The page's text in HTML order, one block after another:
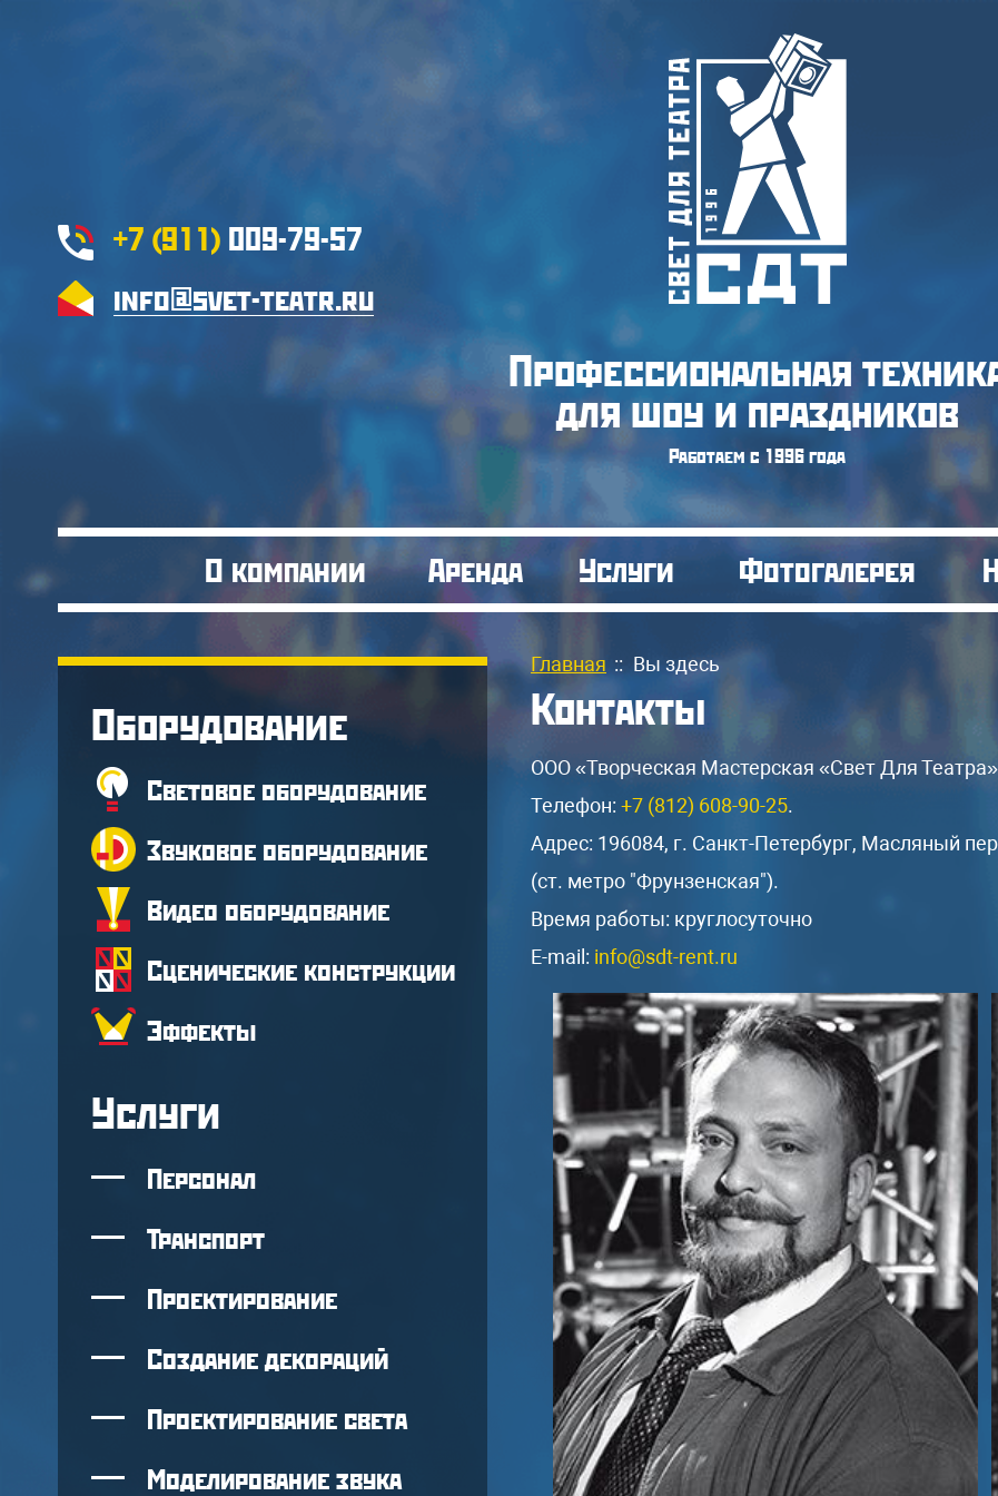
Профессиональная
для шоу и праздников
Работаем с 1996 года
+7 (911) 009-79-57
info@svet-teatr.ru
О компании Аренда Услуги Фотогалерея
Оборудование
Световое оборудование
Звуковое оборудование
Видео оборудование
Сценические конструкции
Эффекты
Услуги
Персонал
Транспорт
Проектирование
Создание декораций
Проектирование света
Моделирование звука
Главная :: Вы здесь
Контакты
ООО «Творческая Мастерская «Свет Для Театра»
Телефон: +7 (812) 608-90-25.
Адрес: 196084, г. Санкт-Петербург, Масляный
(ст. метро "Фрунзенская").
Время работы: круглосуточно
E-mail: info@sdt-rent.ru